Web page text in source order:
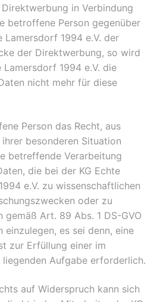
in Verbindung
betroffene Person gegenüber
Lamersdorf 1994 e.V. der
der Direktwerbung, so wird
Lamersdorf 1994 e.V. die
nicht mehr für diese
Person das Recht, aus
besonderen Situation
betreffende Verarbeitung
die bei der KG Echte
e.V. zu wissenschaftlichen
oder zu
gemäß Art. 89 Abs. 1 DS-GVO
es sei denn, eine
zur Erfüllung einer im
Aufgabe erforderlich.
auf Widerspruch kann sich